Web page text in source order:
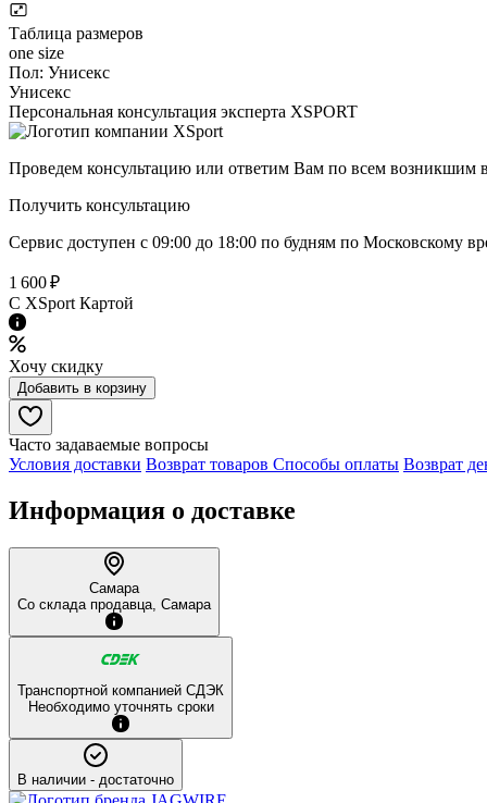
Таблица размеров
one size
Пол: Унисекс
Унисекс
Персональная консультация эксперта XSPORT
Проведем консультацию или ответим Вам по всем возникшим
Получить консультацию
Сервис доступен с 09:00 до 18:00 по будням по Московcкому
1 600 ₽
C XSport Картой
Хочу скидку
Добавить в корзину
Часто задаваемые вопросы
Условия доставки Возврат товаров Способы оплаты Возврат
Информация о доставке
Самара
Со склада продавца, Самара
Транспортной компанией СДЭК
Необходимо уточнять сроки
В наличии - достаточно